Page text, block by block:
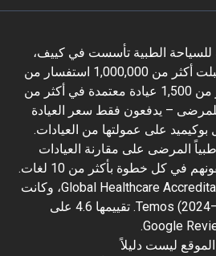
الطبية تأسست في كييف،
أوكرانيا، عام 2014. استقبلت أكثر من 1,000,000 استفسار من
المرضى وتتعاون مع أكثر من 1,500 عيادة معتمدة في أكثر من
– يدفعون فقط سعر العيادة
على عمولتها من العيادات.
على مقارنة العيادات
والأطباء الموثّقين، ويرافقونهم في كل خطوة بأكثر من 10 لغات.
تحمل المنصة شهادة Global Healthcare Accreditation، وكانت
معتمدة سابقاً من Temos (2024–2025). تقييمها 4.6 على
ليست دليلاً